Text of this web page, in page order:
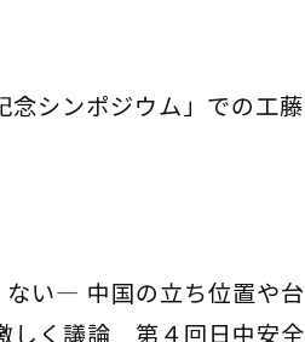
念シンポジウム」での工藤
い― 中国の立ち位置や台
しく議論 第４回日中安全